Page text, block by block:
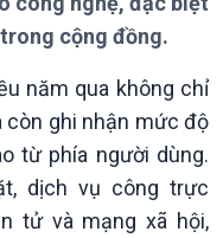
thế giới
đề quốc tế
sơ sự kiện quốc tế
giới & Việt Nam
cộng đồng.
năm qua không chỉ
còn ghi nhận mức độ
từ phía người dùng.
dịch vụ công trực
tử và mạng xã hội,